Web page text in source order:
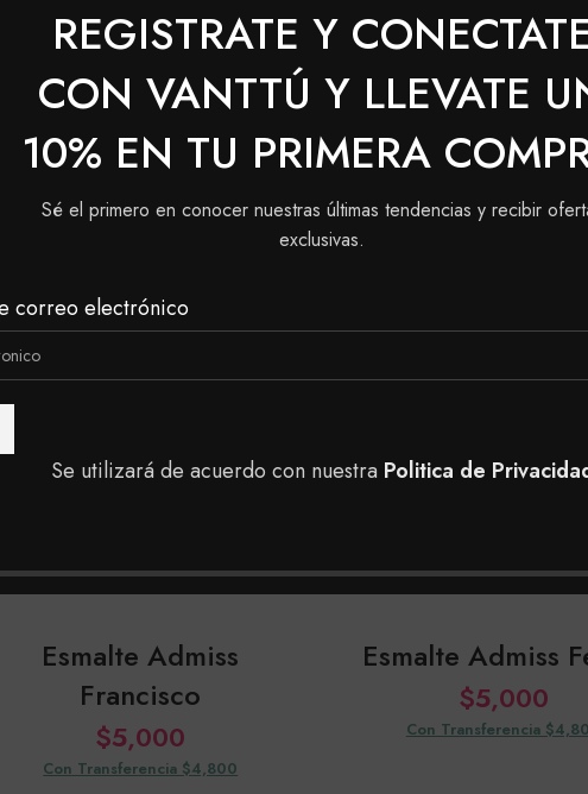
REGISTRATE Y
CON VANTTÚ Y LLEVATE
10% EN TU PRIMERA
Sé el primero en conocer nuestras últimas tendencias y recibir
exclusivas.
correo electrónico
Se utilizará de acuerdo con nuestra Politica de
Maxybelt Removedor de Esmaltes
limpias y protegidas.
Esmalte Admiss
Francisco
$5,000
Con Transferencia $4,800
Esmalte Admiss
$5,000
Con Transferencia